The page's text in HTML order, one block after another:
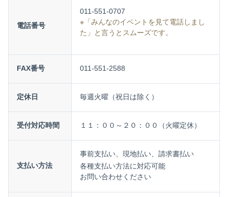
電話番号
011-551-0707
※「みんなのイベントを見て電話しまし
た」と言うとスムーズです。
FAX番号 011-551-2588
定休日 毎週火曜（祝日は除く）
受付対応時間 １１：００～２０：００（火曜定休）
支払い方法
事前支払い、現地払い、請求書払い
各種支払い方法に対応可能
お問い合わせください